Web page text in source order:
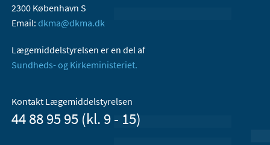
2300 København S
Email: dkma@dkma.dk
Lægemiddelstyrelsen er en del af
Sundheds- og Kirkeministeriet.
Kontakt Lægemiddelstyrelsen
44 88 95 95 (kl. 9 - 15)